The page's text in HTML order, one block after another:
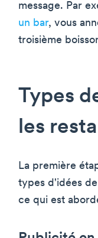
message. Par
un bar, vous
troisième
Types
les
La première
types d'idées
ce qui est